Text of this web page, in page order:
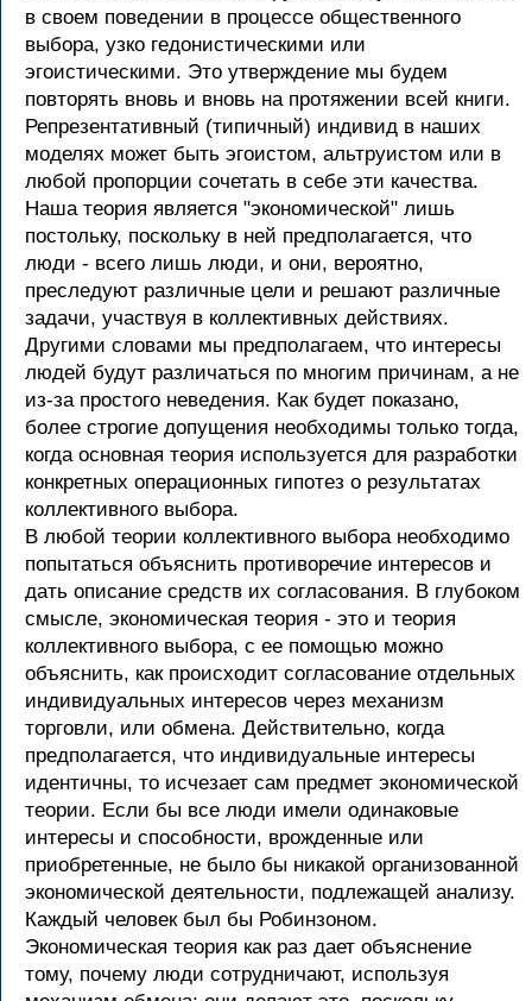
в своем поведении в процессе общественного
выбора, узко гедонистическими или
эгоистическими. Это утверждение мы будем
повторять вновь и вновь на протяжении всей книги.
Репрезентативный (типичный) индивид в наших
моделях может быть эгоистом, альтруистом или в
любой пропорции сочетать в себе эти качества.
Наша теория является "экономической" лишь
постольку, поскольку в ней предполагается, что
люди - всего лишь люди, и они, вероятно,
преследуют различные цели и решают различные
задачи, участвуя в коллективных действиях.
Другими словами мы предполагаем, что интересы
людей будут различаться по многим причинам, а не
из-за простого неведения. Как будет показано,
более строгие допущения необходимы только тогда,
когда основная теория используется для разработки
конкретных операционных гипотез о результатах
коллективного выбора.
В любой теории коллективного выбора необходимо
попытаться объяснить противоречие интересов и
дать описание средств их согласования. В глубоком
смысле, экономическая теория - это и теория
коллективного выбора, с ее помощью можно
объяснить, как происходит согласование отдельных
индивидуальных интересов через механизм
торговли, или обмена. Действительно, когда
предполагается, что индивидуальные интересы
идентичны, то исчезает сам предмет экономической
теории. Если бы все люди имели одинаковые
интересы и способности, врожденные или
приобретенные, не было бы никакой организованной
экономической деятельности, подлежащей анализу.
Каждый человек был бы Робинзоном.
Экономическая теория как раз дает объяснение
тому, почему люди сотрудничают, используя